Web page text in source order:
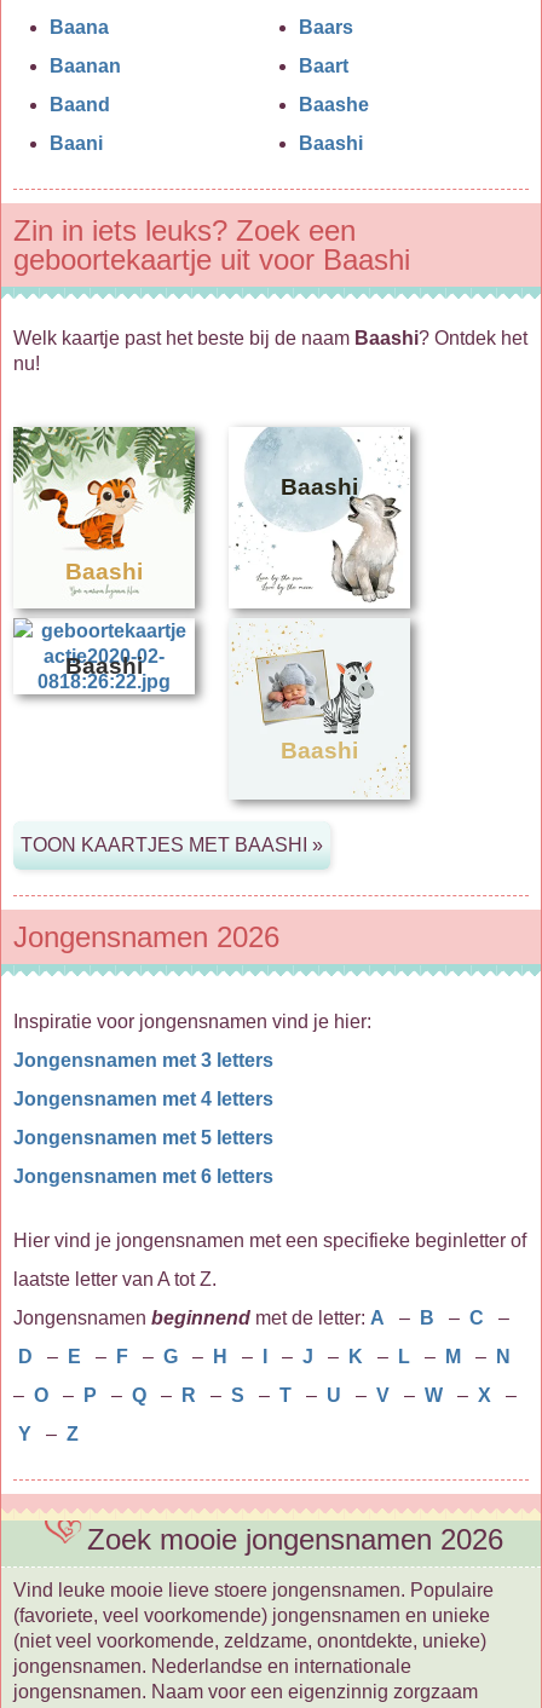
Baana
Baanan
Baand
Baani
Baars
Baart
Baashe
Baashi
Zin in iets leuks? Zoek een
geboortekaartje uit voor Baashi
Welk kaartje past het beste bij de naam Baashi? Ontdek het
nu!
Baashi
Baashi
Baashi
Baashi
Jongensnamen 2026
Inspiratie voor jongensnamen vind je hier:
Jongensnamen met 3 letters
Jongensnamen met 4 letters
Jongensnamen met 5 letters
Jongensnamen met 6 letters
Hier vind je jongensnamen met een specifieke beginletter of
laatste letter van A tot Z.
Jongensnamen beginnend met de letter: A – B – C
–
D
– E – F – G – H – – J – K – L – M –
N
– O – P – Q – R – S – T – U – V – W – X
–
Y
– Z
Zoek mooie jongensnamen 2026
Vind leuke mooie lieve stoere jongensnamen. Populaire
(favoriete, veel voorkomende) jongensnamen en unieke
(niet veel voorkomende, zeldzame, onontdekte, unieke)
jongensnamen. Nederlandse en internationale
jongensnamen. Naam voor een eigenzinnig zorgzaam